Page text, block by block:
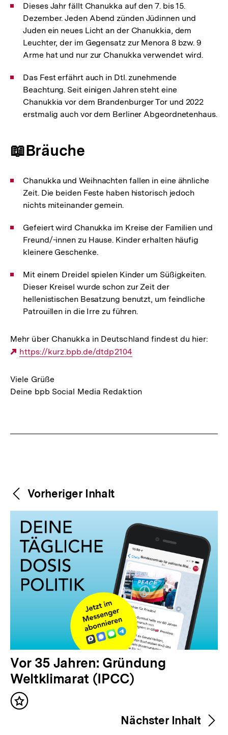
Dieses Jahr fällt Chanukka auf den 7. bis 15.
Dezember. Jeden Abend zünden Jüdinnen und
Juden ein neues Licht an der Chanukkia, dem
Leuchter, der im Gegensatz zur Menora 8 bzw. 9
Arme hat und nur zur Chanukka verwendet wird.
Das Fest erfährt auch in Dtl. zunehmende
Beachtung. Seit einigen Jahren steht eine
Chanukkia vor dem Brandenburger Tor und 2022
erstmalig auch vor dem Berliner Abgeordnetenhaus.
📖Bräuche
Chanukka und Weihnachten fallen in eine ähnliche
Zeit. Die beiden Feste haben historisch jedoch
nichts miteinander gemein.
Gefeiert wird Chanukka im Kreise der Familien und
Freund/-innen zu Hause. Kinder erhalten häufig
kleinere Geschenke.
Mit einem Dreidel spielen Kinder um Süßigkeiten.
Dieser Kreisel wurde schon zur Zeit der
hellenistischen Besatzung benutzt, um feindliche
Patrouillen in die Irre zu führen.
Mehr über Chanukka in Deutschland findest du hier:
Externer
https://kurz.bpb.de/dtdp2104
Viele Grüße
Deine bpb Social Media Redaktion
Weitere
Inhalte
Content-
Navigation
Vorheriger Inhalt
V
o
r
h
Vor 35 Jahren: Gründung
Weltklimarat (IPCC)
Inhalt
Nächster Inhalt